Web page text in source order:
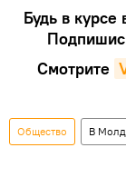
Будь в курсе
Смотрите
Общество В